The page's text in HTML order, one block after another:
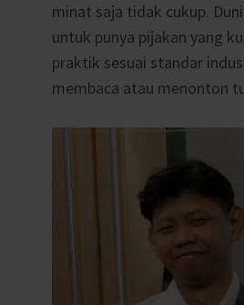
minat saja tidak cukup.
untuk punya pijakan yang
praktik sesuai standar
membaca atau menonton